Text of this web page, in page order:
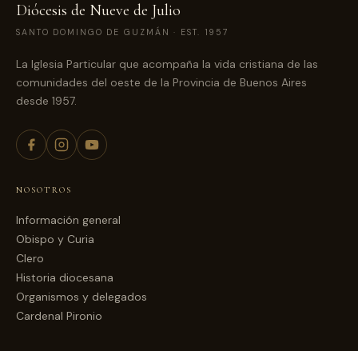
Diócesis de Nueve de Julio
SANTO DOMINGO DE GUZMÁN · EST. 1957
La Iglesia Particular que acompaña la vida cristiana de las
comunidades del oeste de la Provincia de Buenos Aires
desde 1957.
NOSOTROS
Información general
Obispo y Curia
Clero
Historia diocesana
Organismos y delegados
Cardenal Pironio